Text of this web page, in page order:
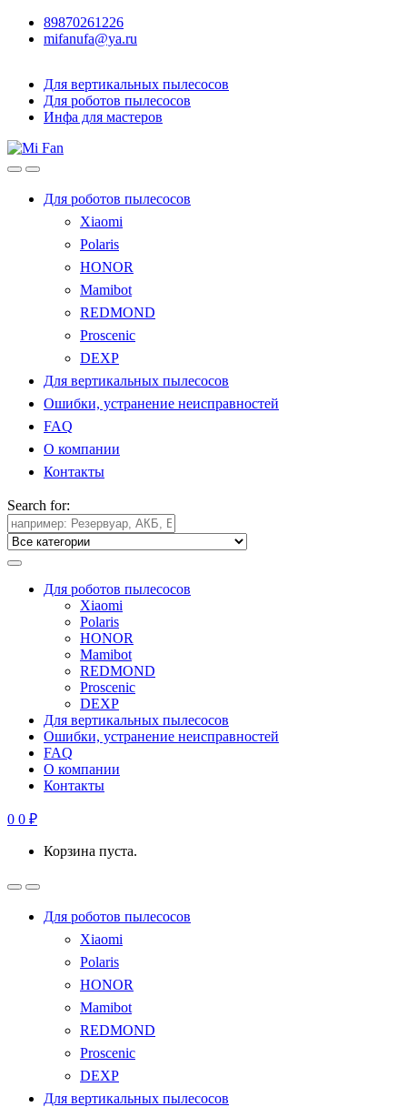
89870261226
mifanufa@ya.ru
Для вертикальных пылесосов
Для роботов пылесосов
Инфа для мастеров
Для роботов пылесосов
Xiaomi
Polaris
HONOR
Mamibot
REDMOND
Proscenic
DEXP
Для вертикальных пылесосов
Ошибки, устранение неисправностей
FAQ
О компании
Контакты
Search for:
Для роботов пылесосов
Xiaomi
Polaris
HONOR
Mamibot
REDMOND
Proscenic
DEXP
Для вертикальных пылесосов
Ошибки, устранение неисправностей
FAQ
О компании
Контакты
0 0 ₽
Корзина пуста.
Для роботов пылесосов
Xiaomi
Polaris
HONOR
Mamibot
REDMOND
Proscenic
DEXP
Для вертикальных пылесосов